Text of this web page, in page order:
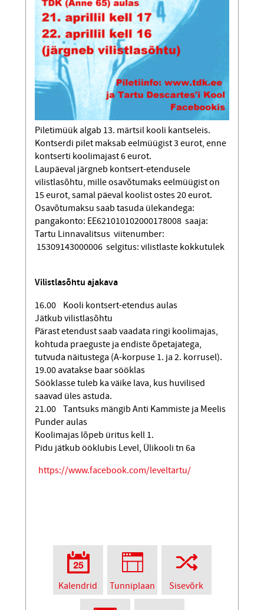
Piletimüük algab 13. märtsil kooli kantseleis.
Kontserdi pilet maksab eelmüügist 3 eurot, enne
kontserti koolimajast 6 eurot.
Laupäeval järgneb kontsert-etendusele
vilistlasõhtu, mille osavõtumaks eelmüügist on
15 eurot, samal päeval koolist ostes 20 eurot.
Osavõtumaksu saab tasuda ülekandega:
pangakonto: EE621010102000178008 saaja:
Tartu Linnavalitsus viitenumber:
15309143000006 selgitus: vilistlaste kokkutulek
Vilistlasõhtu ajakava
16.00 Kooli kontsert-etendus aulas
Jätkub vilistlasõhtu
Pärast etendust saab vaadata ringi koolimajas,
kohtuda praeguste ja endiste õpetajatega,
tutvuda näitustega (A-korpuse 1. ja 2. korrusel).
19.00 avatakse baar sööklas
Sööklasse tuleb ka väike lava, kus huvilised
saavad üles astuda.
21.00 Tantsuks mängib Anti Kammiste ja Meelis
Punder aulas
Koolimajas lõpeb üritus kell 1.
Pidu jätkub ööklubis Level, Ülikooli tn 6a
https://www.facebook.com/leveltartu/
Kalendrid Tunniplaan Sisevõrk